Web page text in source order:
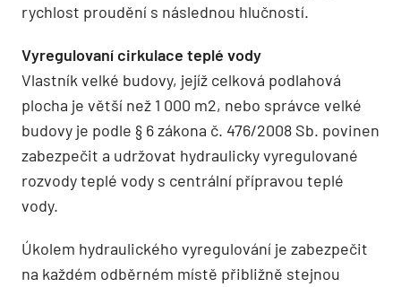
rychlost proudění s následnou hlučností.
Vyregulovaní cirkulace teplé vody
Vlastník velké budovy, jejíž celková podlahová
plocha je větší než 1 000 m2, nebo správce velké
budovy je podle § 6 zákona č. 476/2008 Sb. povinen
zabezpečit a udržovat hydraulicky vyregulované
rozvody teplé vody s centrální přípravou teplé
vody.
Úkolem hydraulického vyregulování je zabezpečit
na každém odběrném místě přibližně stejnou